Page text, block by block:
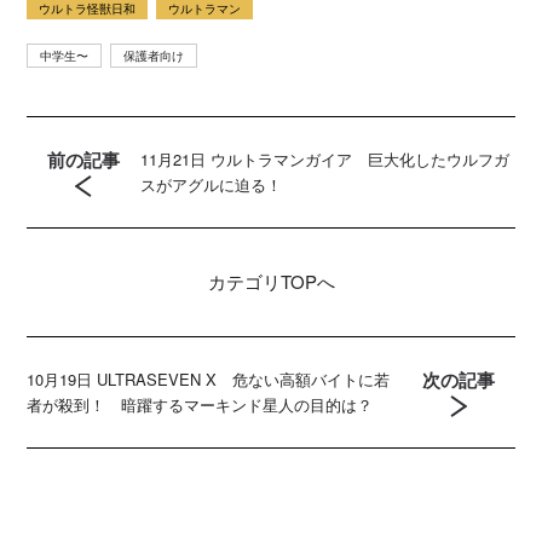
ウルトラ怪獣日和 ウルトラマン
中学生〜 保護者向け
前の記事
11月21日 ウルトラマンガイア 巨大化したウルフガ
スがアグルに迫る！
カテゴリTOPへ
10月19日 ULTRASEVEN X 危ない高額バイトに若
者が殺到！ 暗躍するマーキンド星人の目的は？
次の記事